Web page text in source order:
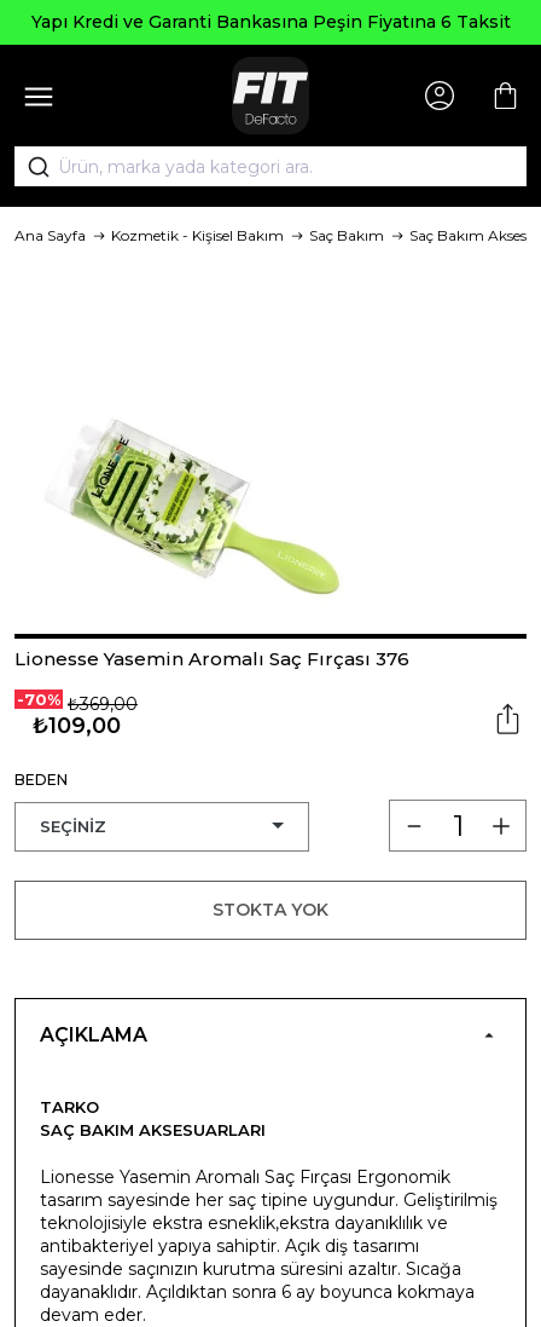
Yapı Kredi ve Garanti Bankasına Peşin Fiyatına 6 Taksit
Ana Sayfa Kozmetik - Kişisel Bakım Saç Bakım Saç Bakım
Lionesse Yasemin Aromalı Saç Fırçası 376
-70% ₺369,00
₺109,00
BEDEN
STOKTA YOK
AÇIKLAMA
TARKO
SAÇ BAKIM AKSESUARLARI
Lionesse Yasemin Aromalı Saç Fırçası Ergonomik
tasarım sayesinde her saç tipine uygundur. Geliştirilmiş
teknolojisiyle ekstra esneklik,ekstra dayanıklılık ve
antibakteriyel yapıya sahiptir. Açık diş tasarımı
sayesinde saçınızın kurutma süresini azaltır. Sıcağa
dayanaklıdır. Açıldıktan sonra 6 ay boyunca kokmaya
devam eder.